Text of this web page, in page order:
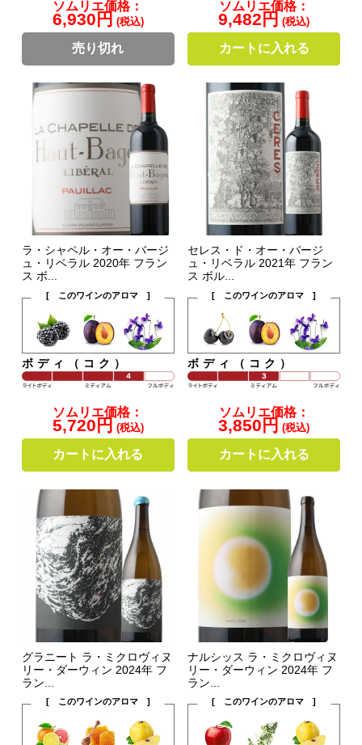
ソムリエ価格：
6,930円 (税込)
売り切れ
ソムリエ価格：
9,482円 (税込)
カートに入れる
ラ・シャペル・オー・バージ
ュ・リベラル 2020年 フラン
ス ボ...
[ このワインのアロマ ]
ボディ（コク）
ソムリエ価格：
5,720円 (税込)
カートに入れる
セレス・ド・オー・バージ
ュ・リベラル 2021年 フラン
ス ボル...
[ このワインのアロマ ]
ボディ（コク）
ソムリエ価格：
3,850円 (税込)
カートに入れる
グラニート ラ・ミクロヴィヌ
リー・ダーウィン 2024年 フ
ラン...
[ このワインのアロマ ]
ナルシッス ラ・ミクロヴィヌ
リー・ダーウィン 2024年 フ
ラン...
[ このワインのアロマ ]